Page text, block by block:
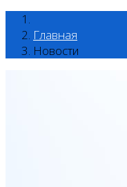
Главная
Новости